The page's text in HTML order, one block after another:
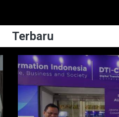
Terbaru